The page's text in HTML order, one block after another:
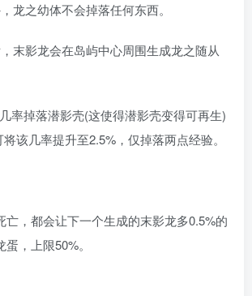
龙之幼体不会掉落任何东西。
末影龙会在岛屿中心周围生成龙之随从
率掉落潜影壳(这使得潜影壳变得可再生)
该几率提升至2.5%，仅掉落两点经验。
亡，都会让下一个生成的末影龙多0.5%的
，上限50%。